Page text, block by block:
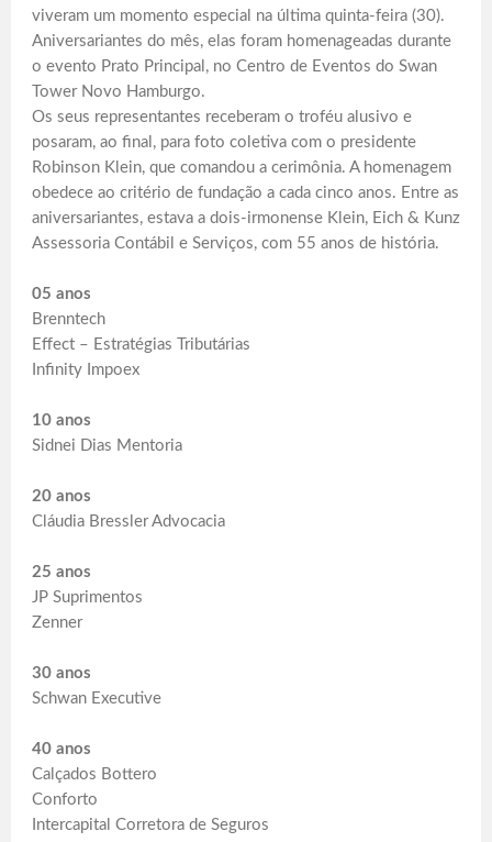
viveram um momento especial na última quinta-feira (30).
Aniversariantes do mês, elas foram homenageadas durante
o evento Prato Principal, no Centro de Eventos do Swan
Tower Novo Hamburgo.
Os seus representantes receberam o troféu alusivo e
posaram, ao final, para foto coletiva com o presidente
Robinson Klein, que comandou a cerimônia. A homenagem
obedece ao critério de fundação a cada cinco anos. Entre as
aniversariantes, estava a dois-irmonense Klein, Eich & Kunz
Assessoria Contábil e Serviços, com 55 anos de história.
05 anos
Brenntech
Effect – Estratégias Tributárias
Infinity Impoex
10 anos
Sidnei Dias Mentoria
20 anos
Cláudia Bressler Advocacia
25 anos
JP Suprimentos
Zenner
30 anos
Schwan Executive
40 anos
Calçados Bottero
Conforto
Intercapital Corretora de Seguros